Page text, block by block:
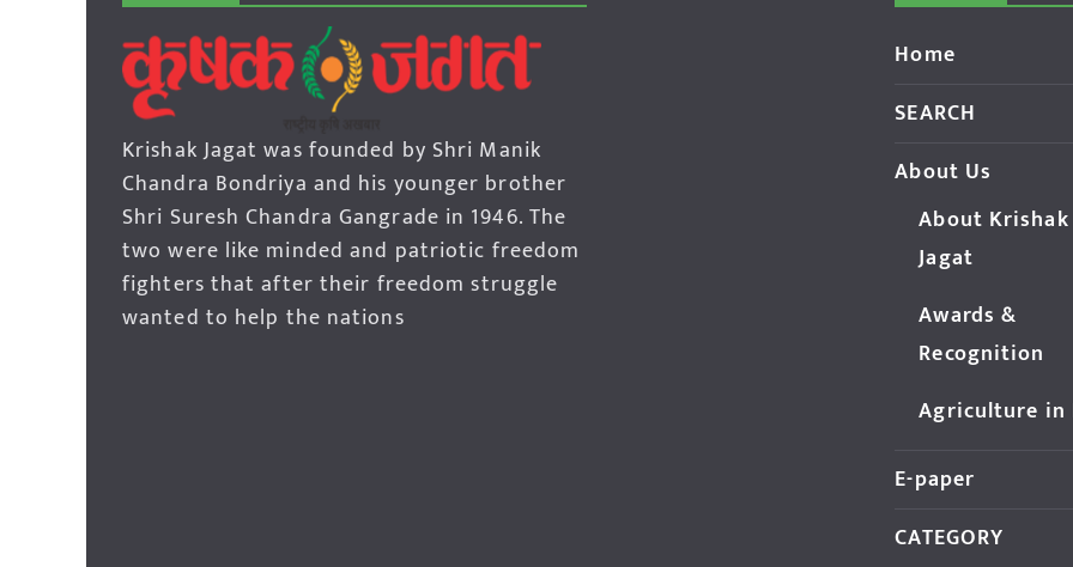
Krishak Jagat was founded by Shri Manik
Chandra Bondriya and his younger brother
Shri Suresh Chandra Gangrade in 1946. The
two were like minded and patriotic freedom
fighters that after their freedom struggle
wanted to help the nations
Home
SEARCH
About Us
About Krishak
Jagat
Awards &
Recognition
Agriculture in
E-paper
CATEGORY